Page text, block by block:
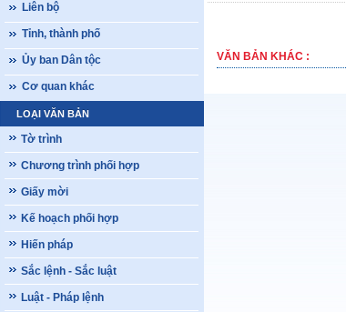
Liên bộ
Tỉnh, thành phố
Ủy ban Dân tộc
Cơ quan khác
LOẠI VĂN BẢN
Tờ trình
Chương trình phối hợp
Giấy mời
Kế hoạch phối hợp
Hiến pháp
Sắc lệnh - Sắc luật
Luật - Pháp lệnh
VĂN BẢN KHÁC :